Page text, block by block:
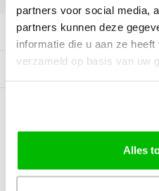
partners voor social media,
partners kunnen deze
informatie die u aan ze
verzameld op basis van uw
Alles
Productomschrijving
Gerelateerde producten
BEOORDELINGEN